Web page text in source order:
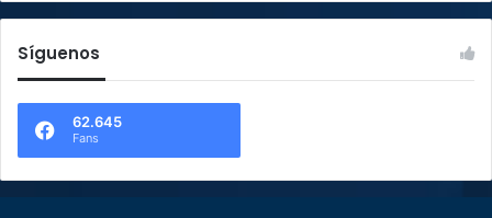
Síguenos
62.645
Fans